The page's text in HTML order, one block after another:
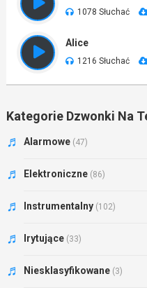
1078 Słuchać
Alice
1216 Słuchać
Kategorie Dzwonki Na
Alarmowe (47)
Elektroniczne (86)
Instrumentalny (102)
Irytujące (33)
Niesklasyfikowane (3)